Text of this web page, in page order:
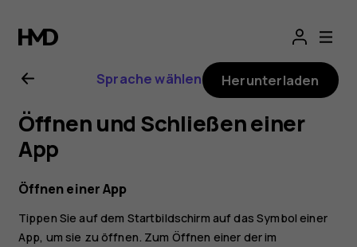
Nokia
8
Sirocco
Sprache wählen Herunterladen
Öffnen und Schließen einer
App
Öffnen einer App
Tippen Sie auf dem Startbildschirm auf das Symbol einer
App, um sie zu öffnen. Zum Öffnen einer der im